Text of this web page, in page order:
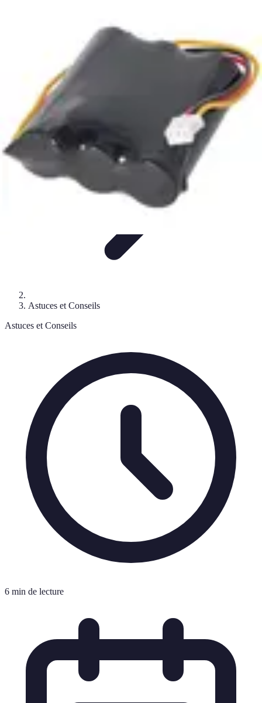
Règles et Jeux
Astuces et Conseils
Astuces et Conseils
6 min de lecture